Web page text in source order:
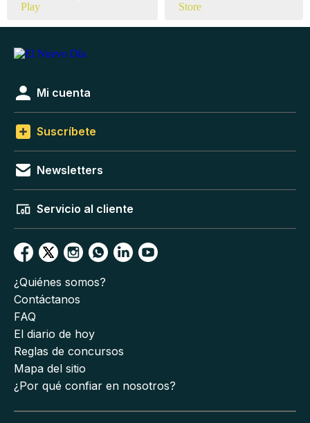
Mi cuenta
Suscríbete
Newsletters
Servicio al cliente
¿Quiénes somos?
Contáctanos
FAQ
El diario de hoy
Reglas de concursos
Mapa del sitio
¿Por qué confiar en nosotros?